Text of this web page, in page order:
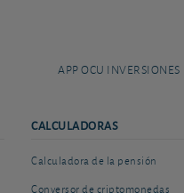
APP OCU INVERSIONES
CALCULADORAS
Calculadora de la pensión
Conversor de criptomonedas